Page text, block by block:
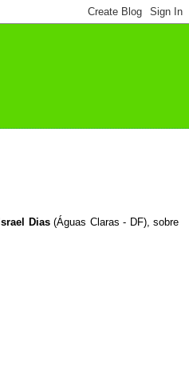
Israel Dias(Águas Claras - DF), sobre